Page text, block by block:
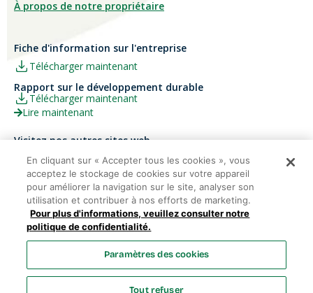
À propos de notre propriétaire
Fiche d'information sur l'entreprise
Télécharger maintenant
Rapport sur le développement durable
Télécharger maintenant
Lire maintenant
Visitez nos autres sites web
Carrières
Ariva
Papier Xerox® Canada
Xerox® Paper USA
Domtar Corporation 2025. Tous droits réservés.
Termes et Conditions
Politique de vie privée
Énoncé sur
Accès employés Liste des cookies
En cliquant sur « Accepter tous les cookies », vous
acceptez le stockage de cookies sur votre appareil
pour améliorer la navigation sur le site, analyser son
utilisation et contribuer à nos efforts de marketing.
Pour plus d'informations, veuillez consulter notre
politique de confidentialité.
Paramètres des cookies
Tout refuser